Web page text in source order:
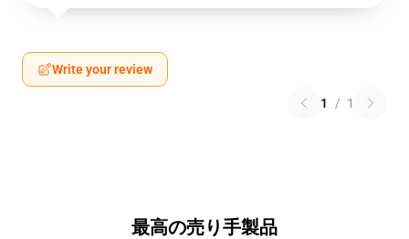
Write your review
1 / 1
最高の売り手製品